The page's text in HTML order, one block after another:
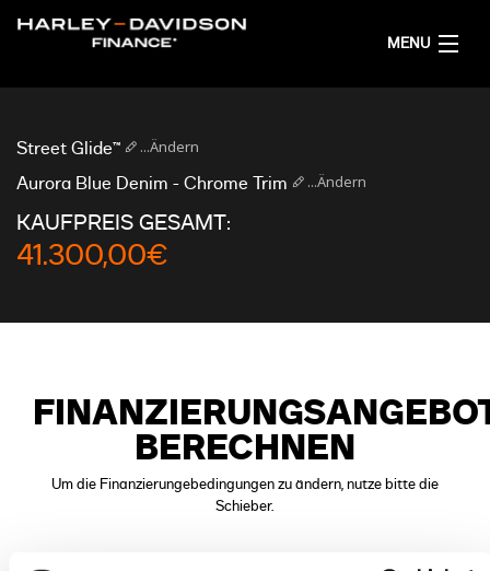
MENU
FINANZIERUNGSANGEBOT RECHNEN
Street Glide™ ...Ändern
Aurora Blue Denim - Chrome Trim ...Ändern
KAUFPREIS GESAMT:
41.300,00€
BERECHNEN
Um die Finanzierungebedingungen zu ändern, nutze bitte die
Schieber.